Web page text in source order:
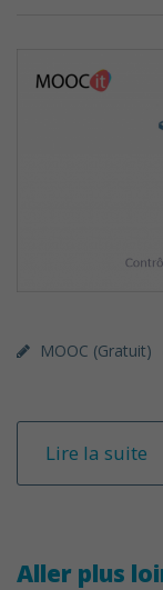
MOOC (gratuit)
Lire la suite
Aller plus